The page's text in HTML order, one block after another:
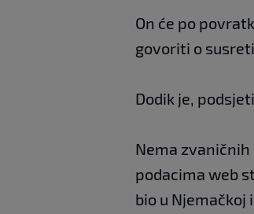
On će po
govoriti o
Dodik je,
Nema zvaničnih
podacima web
bio u Njemačkoj